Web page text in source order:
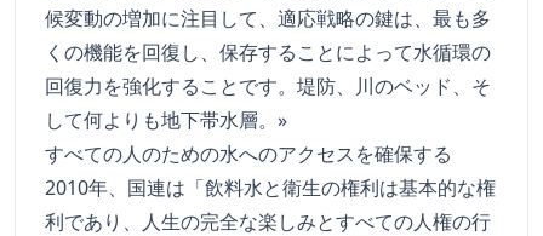
候変動の増加に注目して、適応戦略の鍵は、最も多
くの機能を回復し、保存することによって水循環の
回復力を強化することです。堤防、川のベッド、そ
して何よりも地下帯水層。»
すべての人のための水へのアクセスを確保する
2010年、国連は「飲料水と衛生の権利は基本的な権
利であり、人生の完全な楽しみとすべての人権の行